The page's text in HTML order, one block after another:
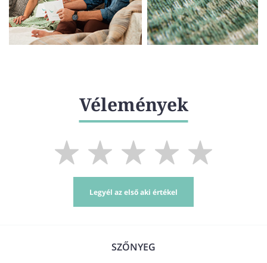
Vélemények
Legyél az első aki értékel
SZŐNYEG